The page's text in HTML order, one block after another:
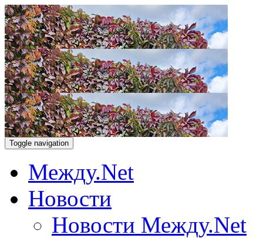
Toggle navigation
Между.Net
Новости
Новости Между.Net